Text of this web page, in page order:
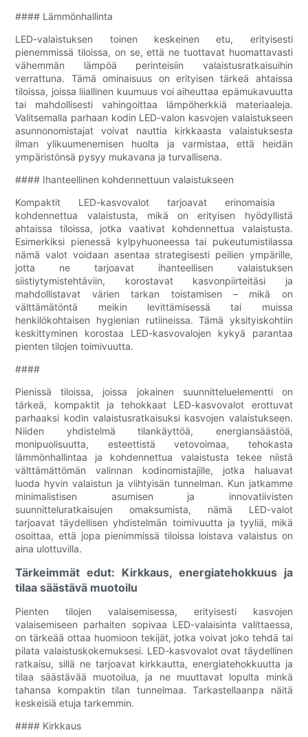
#### Lämmönhallinta
LED-valaistuksen toinen keskeinen etu, erityisesti
pienemmissä tiloissa, on se, että ne tuottavat huomattavasti
vähemmän lämpöä perinteisiin valaistusratkaisuihin
verrattuna. Tämä ominaisuus on erityisen tärkeä ahtaissa
tiloissa, joissa liiallinen kuumuus voi aiheuttaa epämukavuutta
tai mahdollisesti vahingoittaa lämpöherkkiä materiaaleja.
Valitsemalla parhaan kodin LED-valon kasvojen valaistukseen
asunnonomistajat voivat nauttia kirkkaasta valaistuksesta
ilman ylikuumenemisen huolta ja varmistaa, että heidän
ympäristönsä pysyy mukavana ja turvallisena.
#### Ihanteellinen kohdennettuun valaistukseen
Kompaktit LED-kasvovalot tarjoavat erinomaisia ​​
kohdennettua valaistusta, mikä on erityisen hyödyllistä
ahtaissa tiloissa, jotka vaativat kohdennettua valaistusta.
Esimerkiksi pienessä kylpyhuoneessa tai pukeutumistilassa
nämä valot voidaan asentaa strategisesti peilien ympärille,
jotta ne tarjoavat ihanteellisen valaistuksen
siistiytymistehtäviin, korostavat kasvonpiirteitäsi ja
mahdollistavat värien tarkan toistamisen – mikä on
välttämätöntä meikin levittämisessä tai muissa
henkilökohtaisen hygienian rutiineissa. Tämä yksityiskohtiin
keskittyminen korostaa LED-kasvovalojen kykyä parantaa
pienten tilojen toimivuutta.
####
Pienissä tiloissa, joissa jokainen suunnitteluelementti on
tärkeä, kompaktit ja tehokkaat LED-kasvovalot erottuvat
parhaaksi kodin valaistusratkaisuksi kasvojen valaistukseen.
Niiden yhdistelmä tilankäyttöä, energiansäästöä,
monipuolisuutta, esteettistä vetovoimaa, tehokasta
lämmönhallintaa ja kohdennettua valaistusta tekee niistä
välttämättömän valinnan kodinomistajille, jotka haluavat
luoda hyvin valaistun ja viihtyisän tunnelman. Kun jatkamme
minimalistisen asumisen ja innovatiivisten
suunnitteluratkaisujen omaksumista, nämä LED-valot
tarjoavat täydellisen yhdistelmän toimivuutta ja tyyliä, mikä
osoittaa, että jopa pienimmissä tiloissa loistava valaistus on
aina ulottuvilla.
Tärkeimmät edut: Kirkkaus, energiatehokkuus ja
tilaa säästävä muotoilu
Pienten tilojen valaisemisessa, erityisesti kasvojen
valaisemiseen parhaiten sopivaa LED-valaisinta valittaessa,
on tärkeää ottaa huomioon tekijät, jotka voivat joko tehdä tai
pilata valaistuskokemuksesi. LED-kasvovalot ovat täydellinen
ratkaisu, sillä ne tarjoavat kirkkautta, energiatehokkuutta ja
tilaa säästävää muotoilua, ja ne muuttavat lopulta minkä
tahansa kompaktin tilan tunnelmaa. Tarkastellaanpa näitä
keskeisiä etuja tarkemmin.
#### Kirkkaus